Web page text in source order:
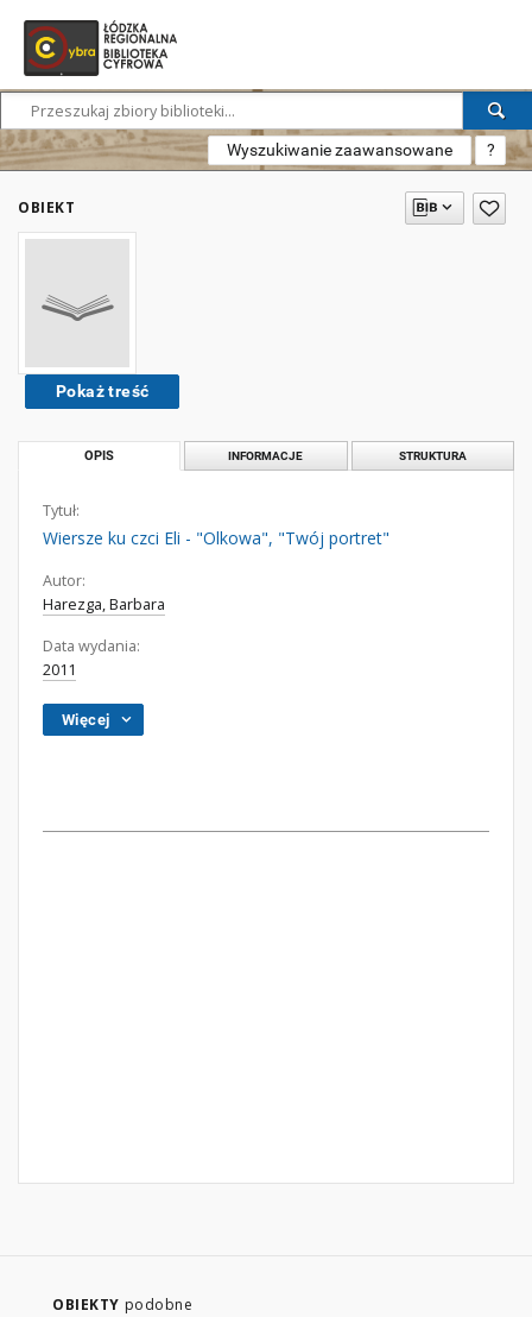
Wyszukiwanie zaawansowane ?
OBIEKT
Pokaż treść
OPIS INFORMACJE STRUKTURA
Tytuł:
Wiersze ku czci Eli - "Olkowa", "Twój portret"
Autor:
Harezga, Barbara
Data wydania:
2011
Więcej
OBIEKTY podobne